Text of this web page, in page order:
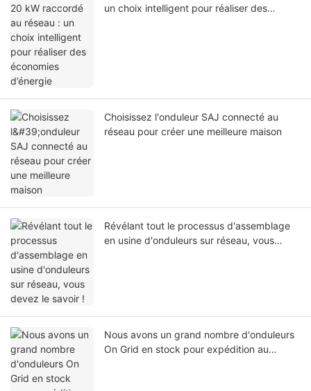
un choix intelligent pour réaliser des
Choisissez l'onduleur SAJ connecté au
réseau pour créer une meilleure maison
Révélant tout le processus d'assemblage
en usine d'onduleurs sur réseau, vous
Nous avons un grand nombre d'onduleurs
On Grid en stock pour expédition au